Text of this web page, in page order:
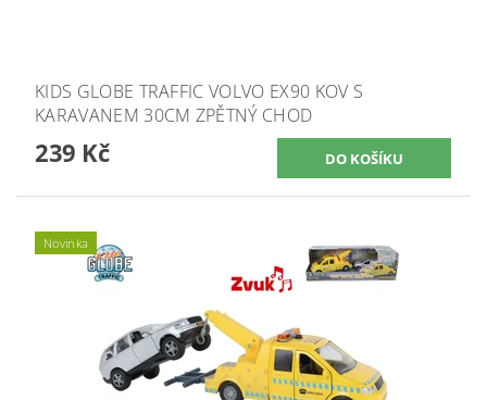
KIDS GLOBE TRAFFIC VOLVO EX90 KOV S
KARAVANEM 30CM ZPĚTNÝ CHOD
239 Kč
Novinka